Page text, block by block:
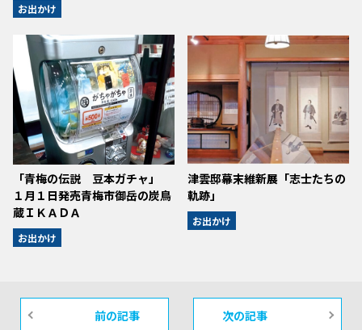
お出かけ
「青梅の伝説 豆本ガチャ」
１月１日発売青梅市御岳の炭鳥
蔵ＩＫＡＤＡ
お出かけ
津雲邸幕末維新展「志士たちの
軌跡」
お出かけ
前の記事 次の記事